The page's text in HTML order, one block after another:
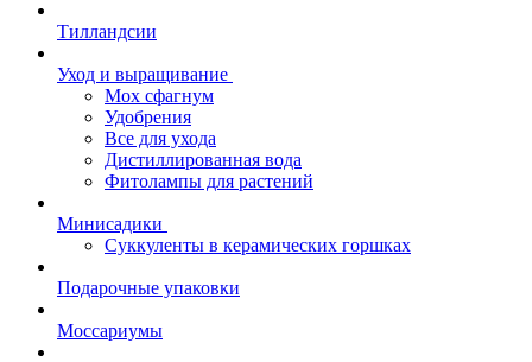
Тилландсии
Уход и выращивание
Мох сфагнум
Удобрения
Все для ухода
Дистиллированная вода
Фитолампы для растений
Минисадики
Суккуленты в керамических горшках
Подарочные упаковки
Моссариумы